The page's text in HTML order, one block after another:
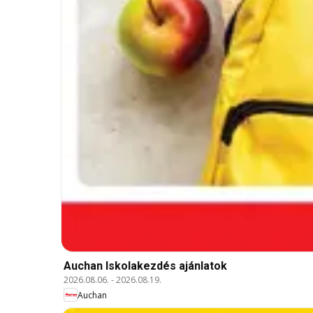
Auchan Iskolakezdés ajánlatok
2026.08.06. -2026.08.19.
Auchan